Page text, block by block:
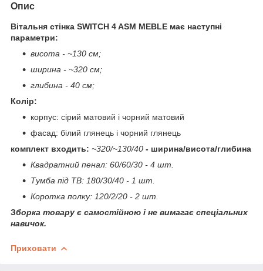
Опис
Вітальня стінка SWITCH 4 ASM MEBLE має наступні
параметри:
висота - ~130 см;
ширина - ~320 см;
глибина - 40 см;
Колір:
корпус: сірий матовий і чорний матовий
фасад: білий глянець і чорний глянець
комплект входить: ~320/~130/40 - ширина/висота/глибина
Квадратний пенал: 60/60/30 - 4 шт.
Тумба під ТВ: 180/30/40 - 1 шт.
Коротка полку: 120/2/20 - 2 шт.
Зборка товару є самостійною і не вимагає спеціальних
навичок.
Приховати